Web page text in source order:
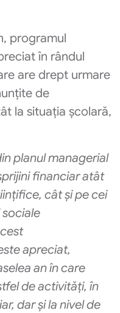
programul
în rândul
are drept urmare
de
la situația școlară,
planul managerial
financiar atât
cât și pe cei
apreciat,
an în care
tfel de activități, în
dar și la nivel de